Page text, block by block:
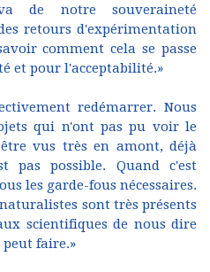
de notre souveraineté
retours d'expérimentation
comment cela se passe
et pour l'acceptabilité.»
redémarrer. Nous
qui n'ont pas pu voir le
vus très en amont, déjà
pas possible. Quand c'est
les garde-fous nécessaires.
sont très présents
scientifiques de nous dire
faire.»